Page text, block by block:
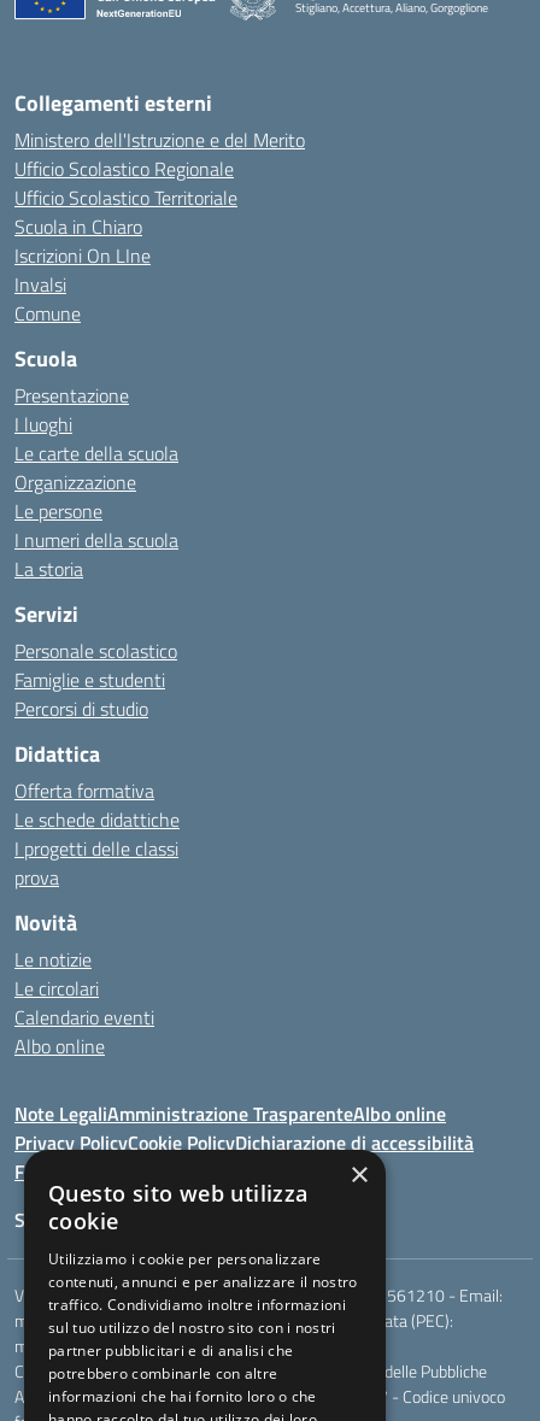
Stigliano, Accettura, Aliano, Gorgoglione
Collegamenti esterni
Ministero dell'Istruzione e del Merito
Ufficio Scolastico Regionale
Ufficio Scolastico Territoriale
Scuola in Chiaro
Iscrizioni On LIne
Invalsi
Comune
Scuola
Presentazione
I luoghi
Le carte della scuola
Organizzazione
Le persone
I numeri della scuola
La storia
Servizi
Personale scolastico
Famiglie e studenti
Percorsi di studio
Didattica
Offerta formativa
Le schede didattiche
I progetti delle classi
prova
Novità
Le notizie
Le circolari
Calendario eventi
Albo online
Note LegaliAmministrazione TrasparenteAlbo online
Privacy PolicyCookie PolicyDichiarazione di accessibilità
Feedback
Seguici su:
Via Berardi,9 - 75018 Stigliano (MT) - Telefono:0835561210- Email:
mtic81100r@istruzione.it- Posta elettronica certificata (PEC):
mtic81100r@pec.istruzione.it
Codice meccanografico: MTIC81100R - Codice Indice delle Pubbliche
Amministrazioni (IPA): - Codice fiscale 83000230777 - Codice univoco
×
Questo sito web utilizza
cookie
Utilizziamo i cookie per personalizzare
contenuti, annunci e per analizzare il nostro
traffico. Condividiamo inoltre informazioni
sul tuo utilizzo del nostro sito con i nostri
partner pubblicitari e di analisi che
potrebbero combinarle con altre
informazioni che hai fornito loro o che